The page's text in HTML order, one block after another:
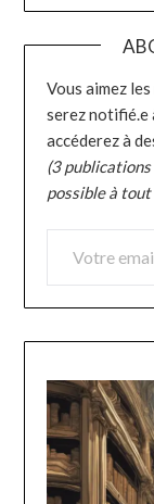
Vous aimez
serez notifié.e
accéderez à
(3
possible à
VOTRE